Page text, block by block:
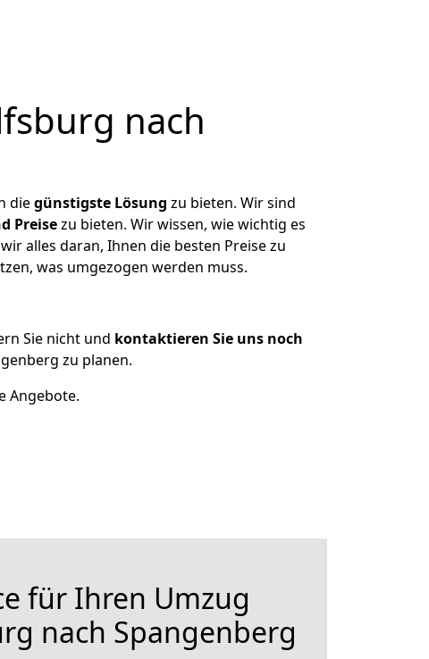
nach
diegünstigste Lösung zu bieten. Wir sind
Preisezu bieten. Wir wissen, wie wichtig es
alles daran, Ihnen die besten Preise zu
was umgezogen werden muss.
Sie nicht und kontaktieren Sie uns noch
zu planen.
Angebote.
für Ihren Umzug
nach Spangenberg